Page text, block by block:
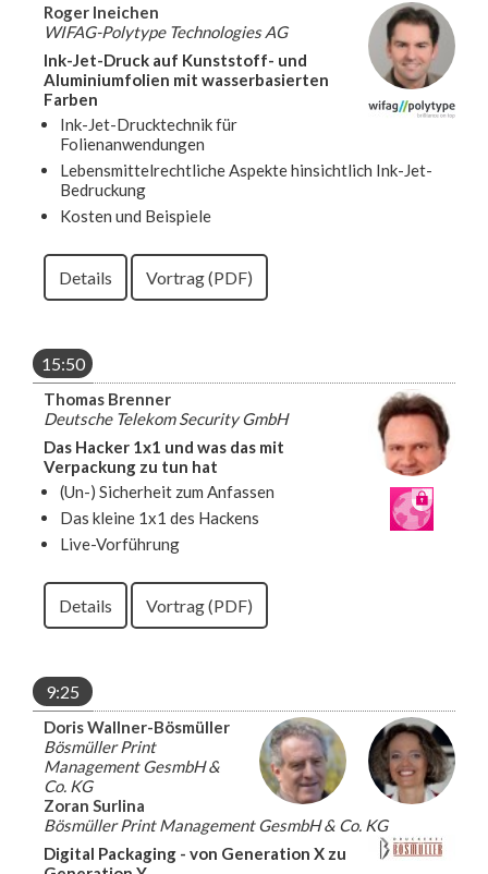
Roger Ineichen
WIFAG-Polytype Technologies AG
Ink-Jet-Druck auf Kunststoff- und
Aluminiumfolien mit wasserbasierten
Farben
Ink-Jet-Drucktechnik für
Folienanwendungen
Lebensmittelrechtliche Aspekte hinsichtlich Ink-Jet-
Bedruckung
Kosten und Beispiele
Details Vortrag (PDF)
15:50
Thomas Brenner
Deutsche Telekom Security GmbH
Das Hacker 1x1 und was das mit
Verpackung zu tun hat
(Un-) Sicherheit zum Anfassen
Das kleine 1x1 des Hackens
Live-Vorführung
Details Vortrag (PDF)
9:25
Doris Wallner-Bösmüller
Bösmüller Print
Management GesmbH &
Co. KG
Zoran Surlina
Bösmüller Print Management GesmbH & Co. KG
Digital Packaging - von Generation X zu